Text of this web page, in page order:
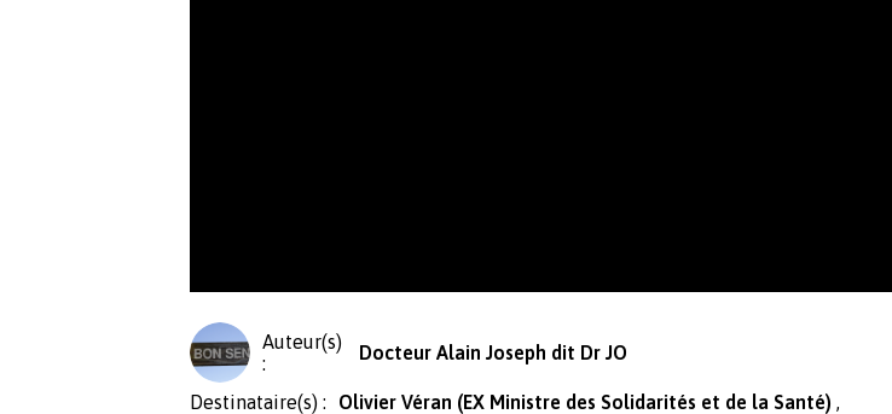
Auteur(s)
:
Docteur Alain Joseph dit Dr JO
Destinataire(s) :
Olivier Véran (EX Ministre des Solidarités et de la Santé)